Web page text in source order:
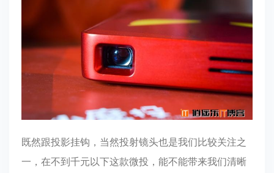
既然跟投影挂钩，当然投射镜头也是我们比较关注之
一，在不到千元以下这款微投，能不能带来我们清晰